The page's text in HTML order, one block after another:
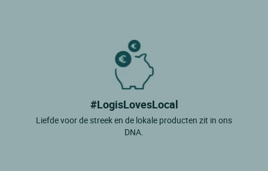
#LogisLovesLocal
Liefde voor de streek en de lokale producten zit in ons
DNA.